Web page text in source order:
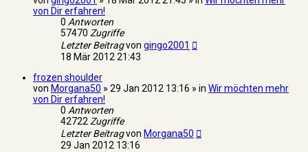
von Dir erfahren!
0 Antworten
57470 Zugriffe
Letzter Beitragvon gingo2001
18 Mär 2012 21:43
frozen shoulder
von Morgana50 » 29 Jan 2012 13:16 » in Wir möchten mehr
von Dir erfahren!
0 Antworten
42722Zugriffe
Letzter Beitragvon Morgana50
29 Jan 2012 13:16